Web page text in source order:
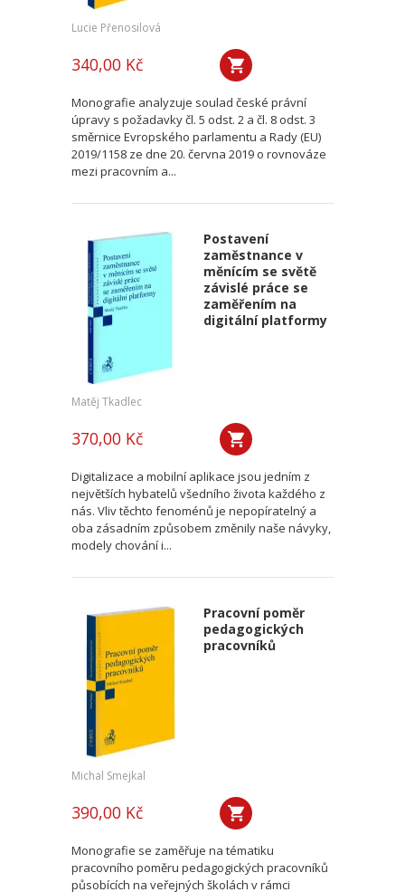
Lucie Přenosilová
340,00 Kč
Monografie analyzuje soulad české právní
úpravy s požadavky čl. 5 odst. 2 a čl. 8 odst. 3
směrnice Evropského parlamentu a Rady (EU)
2019/1158 ze dne 20. června 2019 o rovnováze
mezi pracovním a...
Postavení
zaměstnance v
měnícím se světě
závislé práce se
zaměřením na
digitální platformy
Matěj Tkadlec
370,00 Kč
Digitalizace a mobilní aplikace jsou jedním z
největších hybatelů všedního života každého z
nás. Vliv těchto fenoménů je nepopíratelný a
oba zásadním způsobem změnily naše návyky,
modely chování i...
Pracovní poměr
pedagogických
pracovníků
Michal Smejkal
390,00 Kč
Monografie se zaměřuje na tématiku
pracovního poměru pedagogických pracovníků
působících na veřejných školách v rámci